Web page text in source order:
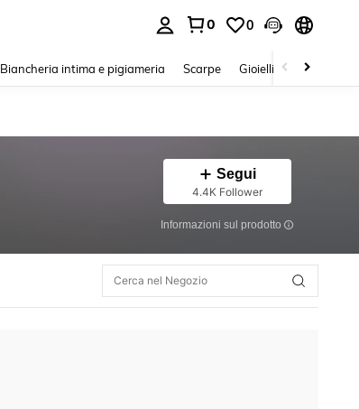
0 0
Biancheria intima e pigiameria Scarpe Gioielli E Accessori
Segui
4.4K Follower
Informazioni sul prodotto